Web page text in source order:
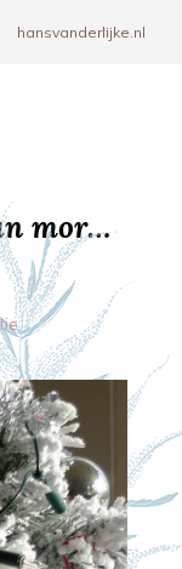
hansvanderlijke.nl
mor…